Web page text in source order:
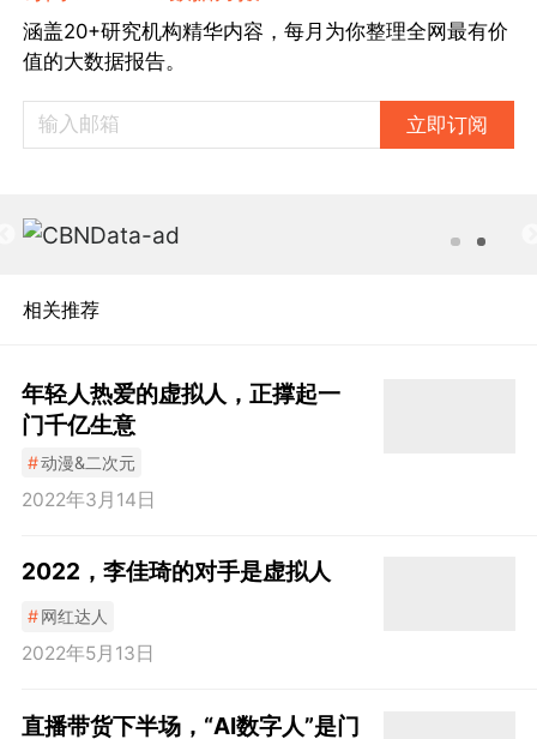
涵盖20+研究机构精华内容，每月为你整理全网最有价
值的大数据报告。
立即订阅
相关推荐
年轻人热爱的虚拟人，正撑起一
门千亿生意
#动漫&二次元
2022年3月14日
2022，李佳琦的对手是虚拟人
#网红达人
2022年5月13日
直播带货下半场，“AI数字人”是门